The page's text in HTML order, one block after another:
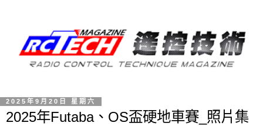
2025年9月20日 星期六
2025年Futaba、OS盃硬地車賽_照片集